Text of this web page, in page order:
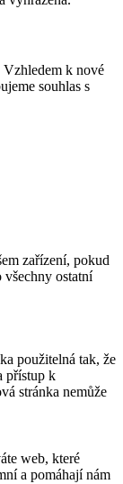
Vzhledem k nové
souhlas s
zařízení, pokud
všechny ostatní
použitelná tak, že
přístup k
stránka nemůže
web, které
a pomáhají nám